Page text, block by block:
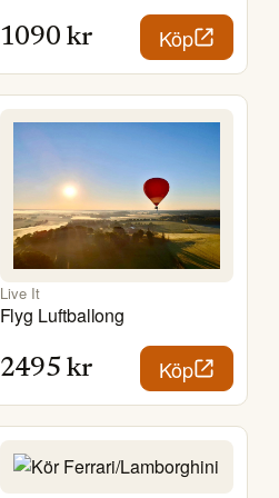
1090 kr Köp
Live It
Flyg Luftballong
2495 kr Köp